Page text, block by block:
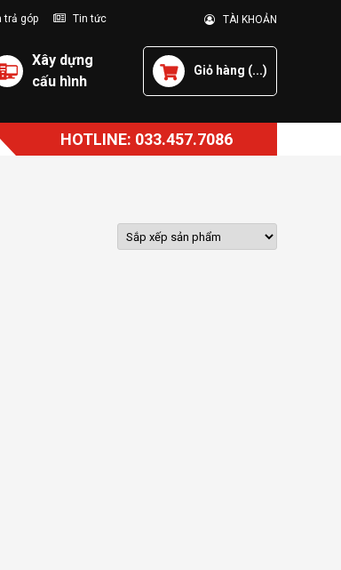
trả góp Tin tức TÀI KHOẢN
Xây dựng
cấu hình
Giỏ hàng (...)
HOTLINE: 033.457.7086